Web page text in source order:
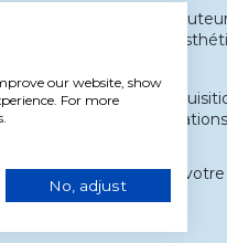
profondeur 50 cm et
entre confort et
à l'expérience
sans
Gris peut transformer votre
incomparables.
our website, show
For more
No, adjust